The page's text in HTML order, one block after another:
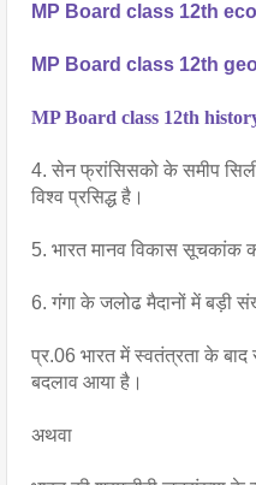
MP Board class 12th
MP Board class 12th
MP Board class 12th
4. सेन फ्रांसिसको के समीप
विश्व प्रसिद्ध है।
5. भारत मानव विकास सूचकांक
6. गंगा के जलोढ मैदानों में बड़ी
प्र.06 भारत में स्वतंत्रता के बाद
बदलाव आया है।
अथवा